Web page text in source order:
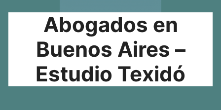
Abogados en
Buenos Aires –
Estudio Texidó